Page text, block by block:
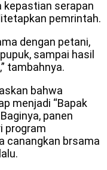
kepastian serapan
pemrintah.
dengan petani,
sampai hasil
tambahnya.
bahwa
menjadi “Bapak
panen
program
canangkan brsama